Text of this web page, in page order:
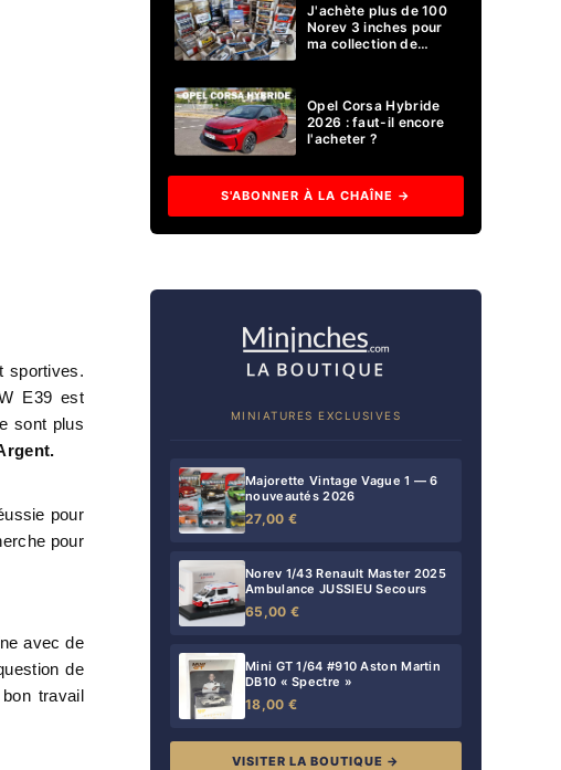
sportives.
E39 est
sont plus
pour
pour
avec de
de
travail
J'achète plus de 100
Norev 3 inches pour
ma collection de
Opel Corsa Hybride
2026 : faut-il encore
l'acheter ?
S'ABONNER À LA CHAÎNE →
MINIATURES EXCLUSIVES
Majorette Vintage Vague 1 — 6
nouveautés 2026
27,00 €
Norev 1/43 Renault Master 2025
Ambulance JUSSIEU Secours
65,00 €
Mini GT 1/64 #910 Aston Martin
DB10 « Spectre »
18,00 €
VISITER LA BOUTIQUE →